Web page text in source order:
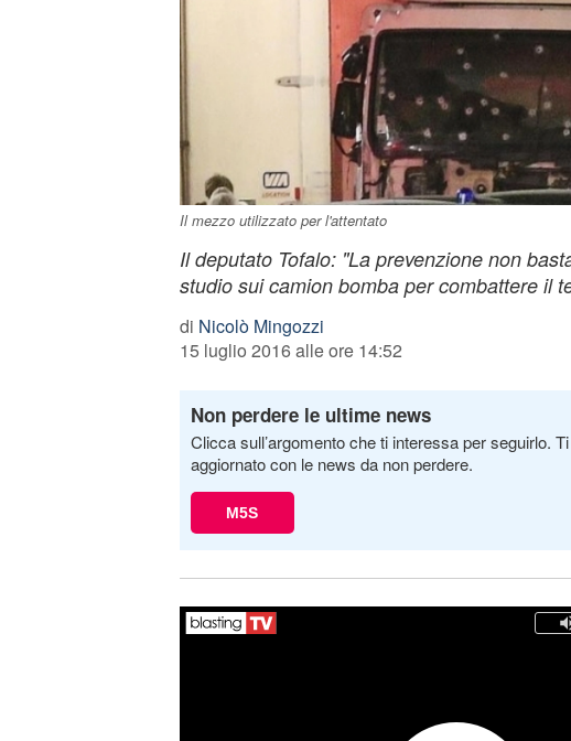
Il mezzo utilizzato per l'attentato
Il deputato Tofalo: "La prevenzione non
studio sui camion bomba per combattere il
di Nicolò Mingozzi
15 luglio 2016 alle ore 14:52
Non perdere le ultime news
Clicca sull’argomento che ti interessa per seguirlo.
aggiornato con le news da non perdere.
M5S